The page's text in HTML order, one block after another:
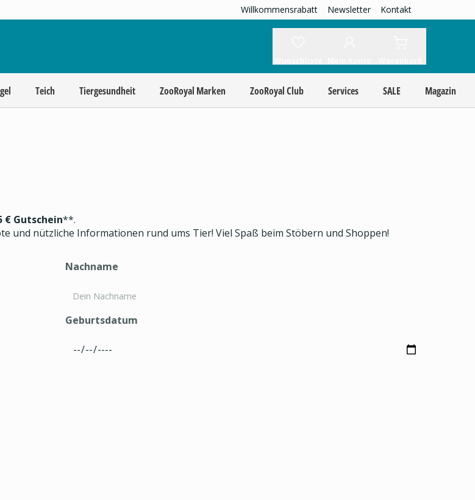
Willkommensrabatt Newsletter Kontakt
Teich Tiergesundheit ZooRoyal Marken ZooRoyal Club Services SALE Magazin
€ Gutschein**.
und nützliche Informationen rund ums Tier! Viel Spaß beim Stöbern und Shoppen!
Nachname
Geburtsdatum